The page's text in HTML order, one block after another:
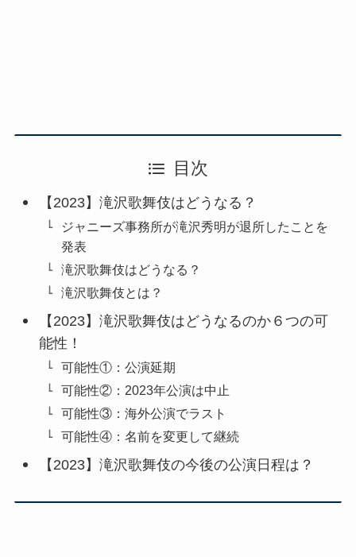
目次
【2023】滝沢歌舞伎はどうなる？
ジャニーズ事務所が滝沢秀明が退所したことを
発表
滝沢歌舞伎はどうなる？
滝沢歌舞伎とは？
【2023】滝沢歌舞伎はどうなるのか６つの可
能性！
可能性①：公演延期
可能性②：2023年公演は中止
可能性③：海外公演でラスト
可能性④：名前を変更して継続
【2023】滝沢歌舞伎の今後の公演日程は？